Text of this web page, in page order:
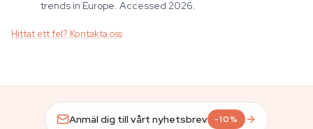
trends in Europe. Accessed 2026.
Hittat ett fel? Kontakta oss
Anmäl dig till vårt nyhetsbrev -10%